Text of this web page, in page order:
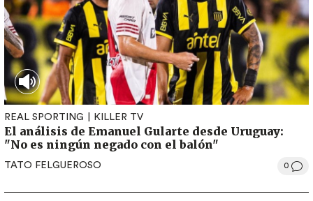
REAL SPORTING KILLER TV
El análisis de Emanuel Gularte desde Uruguay:
"No es ningún negado con el balón"
TATO FELGUEROSO 0